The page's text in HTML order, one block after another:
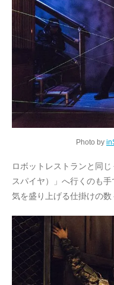
Photo by
ロボットレストランと同
スパイヤ）」へ行くのも
気を盛り上げる仕掛けの数